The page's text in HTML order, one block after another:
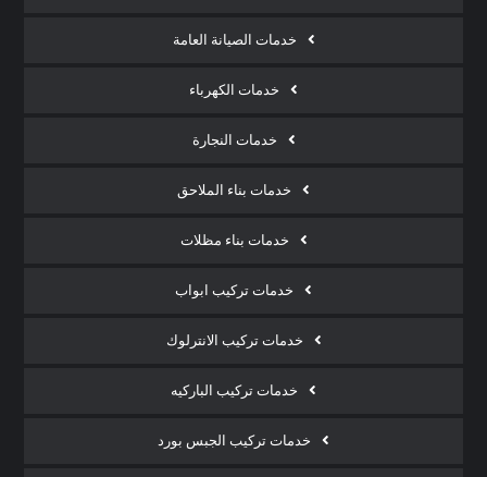
خدمات الصيانة العامة
خدمات الكهرباء
خدمات النجارة
خدمات بناء الملاحق
خدمات بناء مظلات
خدمات تركيب ابواب
خدمات تركيب الانترلوك
خدمات تركيب الباركيه
خدمات تركيب الجبس بورد